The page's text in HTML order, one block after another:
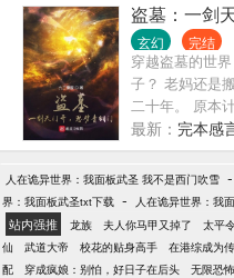
盗墓：一剑
玄幻 完结
穿越盗墓的世
子？ 老妈还是
二十年。 原本
活，可看着老
低调打卡二十
铜门不欢迎我
切阻碍吧！” “
开始，后续设
下、哈利波特
移步正文。）
最新： 完本感
人在诡异世界：我面板武圣 我不是西门吹雪 -
界：我面板武圣txt下载 - 人在诡异世界：我
站内强推 龙族 夫人你马甲又掉了 太平
仙
武道大帝 校花的贴身高手 在港综成为
配
穿成疯娘：别怕，好日子在后头 无限恐怖